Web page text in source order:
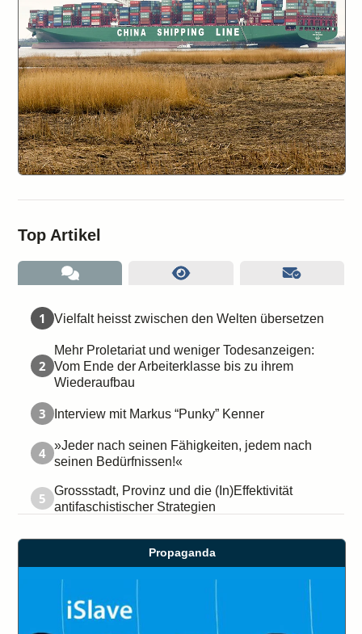
Top Artikel
1 Vielfalt heisst zwischen den Welten übersetzen
2
Mehr Proletariat und weniger Todesanzeigen:
Vom Ende der Arbeiterklasse bis zu ihrem
Wiederaufbau
3 Interview mit Markus “Punky” Kenner
4
»Jeder nach seinen Fähigkeiten, jedem nach
seinen Bedürfnissen!«
5
Grossstadt, Provinz und die (In)Effektivität
antifaschistischer Strategien
Propaganda